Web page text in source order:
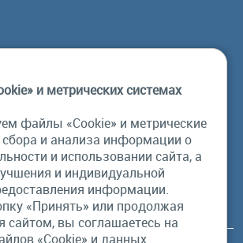
Профсоюзная, 84/32, корп 1
и метрических системах
файлы «Cookie» и метрические
и анализа информации о
и использовании сайта, а
и индивидуальной
информации.
«Принять» или продолжая
сайтом, вы соглашаетесь на
«Cookie» и данных